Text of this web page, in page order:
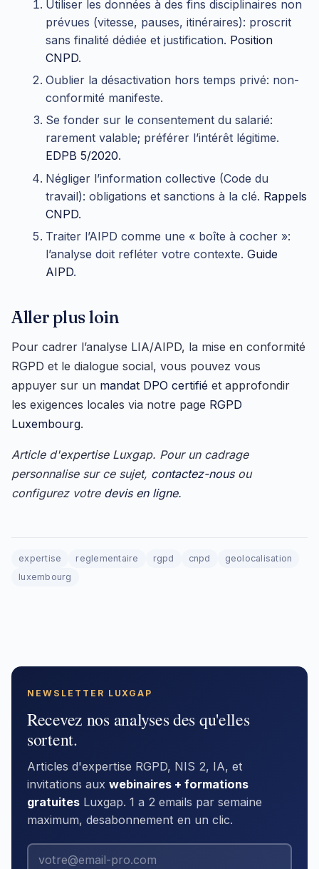
Utiliser les données à des fins disciplinaires non
prévues (vitesse, pauses, itinéraires): proscrit
sans finalité dédiée et justification. Position
CNPD.
Oublier la désactivation hors temps privé: non-
conformité manifeste.
Se fonder sur le consentement du salarié:
rarement valable; préférer l’intérêt légitime.
EDPB 5/2020.
Négliger l’information collective (Code du
travail): obligations et sanctions à la clé. Rappels
CNPD.
Traiter l’AIPD comme une « boîte à cocher »:
l’analyse doit refléter votre contexte. Guide
AIPD.
Aller plus loin
Pour cadrer l’analyse LIA/AIPD, la mise en conformité
RGPD et le dialogue social, vous pouvez vous
appuyer sur un mandat DPO certifié et approfondir
les exigences locales via notre page RGPD
Luxembourg.
Article d'expertise Luxgap. Pour un cadrage
personnalise sur ce sujet, contactez-nousou
configurez votre devis en ligne.
expertise reglementaire rgpd cnpd
geolocalisation
luxembourg
NEWSLETTER LUXGAP
Recevez nos analyses des qu'elles
sortent.
Articles d'expertise RGPD, NIS 2, IA, et
invitations aux webinaires + formations
gratuites Luxgap. 1 a 2 emails par semaine
maximum, desabonnement en un clic.